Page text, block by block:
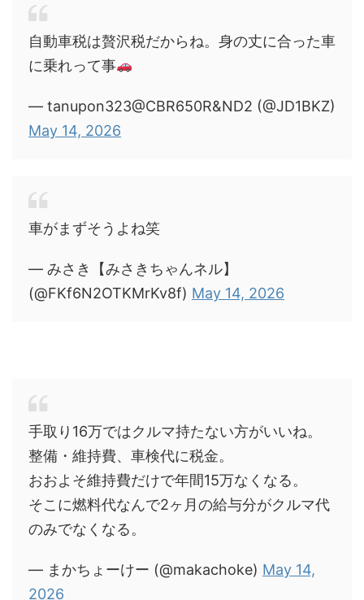
自動車税は贅沢税だからね。身の丈に合った車
に乗れって事
— tanupon323@CBR650R&ND2 (@JD1BKZ)
May 14, 2026
車がまずそうよね笑
— みさき【みさきちゃんネル】
(@FKf6N2OTKMrKv8f) May 14, 2026
手取り16万ではクルマ持たない方がいいね。
整備・維持費、車検代に税金。
おおよそ維持費だけで年間15万なくなる。
そこに燃料代なんで2ヶ月の給与分がクルマ代
のみでなくなる。
— まかちょーけー (@makachoke) May 14,
2026